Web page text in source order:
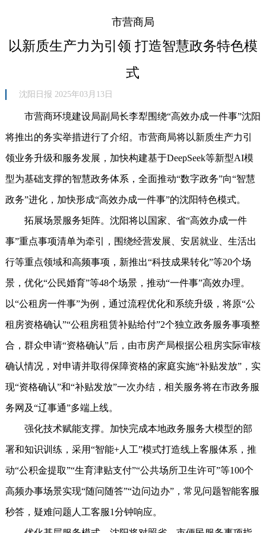
市营商局
以新质生产力为引领 打造智慧政务特色模
式
沈阳日报 2025年03月13日
市营商环境建设局副局长李犁围绕“高效办成一件事”沈阳
将推出的务实举措进行了介绍。市营商局将以新质生产力引
领业务升级和服务发展，加快构建基于DeepSeek等新型AI模
型为基础支撑的智慧政务体系，全面推动“数字政务”向“智慧
政务”进化，加快形成“高效办成一件事”的沈阳特色模式。
拓展场景服务矩阵。沈阳将以国家、省“高效办成一件
事”重点事项清单为牵引，围绕经营发展、安居就业、生活出
行等重点领域和高频事项，新推出“科技成果转化”等20个场
景，优化“公民婚育”等48个场景，推动“一件事”高效办理。
以“公租房一件事”为例，通过流程优化和系统升级，将原“公
租房资格确认”“公租房租赁补贴给付”2个独立政务服务事项整
合，群众申请“资格确认”后，由市房产局根据公租房实际审核
确认情况，对申请并取得保障资格的家庭实施“补贴发放”，实
现“资格确认”和“补贴发放”一次办结，相关服务将在市政务服
务网及“辽事通”多端上线。
强化技术赋能支撑。加快完成本地政务服务大模型的部
署和知识训练，采用“智能+人工”模式打造线上客服体系，推
动“公积金提取”“生育津贴支付”“公共场所卫生许可”等100个
高频办事场景实现“随问随答”“边问边办”，常见问题智能客服
秒答，疑难问题人工客服1分钟响应。